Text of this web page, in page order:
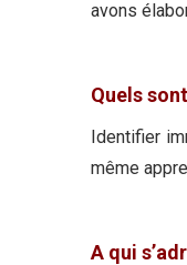
avons
Quels
Identifier
même
A qui